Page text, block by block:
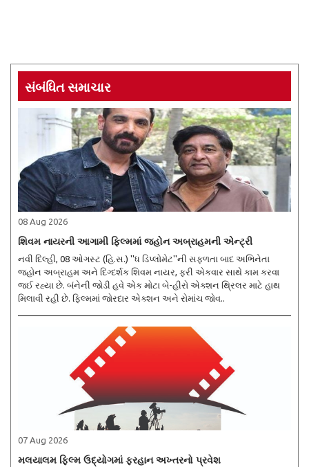
સંબંધિત સમાચાર
08 Aug 2026
શિવમ નાયરની આગામી ફિલ્મમાં જ્હોન અબ્રાહમની એન્ટ્રી
નવી દિલ્હી, 08 ઓગસ્ટ (હિ.સ.) ''ધ ડિપ્લોમેટ''ની સફળતા બાદ અભિનેતા
જ્હોન અબ્રાહમ અને દિગ્દર્શક શિવમ નાયર, ફરી એકવાર સાથે કામ કરવા
જઈ રહ્યા છે. બંનેની જોડી હવે એક મોટા બે-હીરો એક્શન થ્રિલર માટે હાથ
મિલાવી રહી છે. ફિલ્મમાં જોરદાર એક્શન અને રોમાંચ જોવ..
07 Aug 2026
મલયાલમ ફિલ્મ ઉદ્યોગમાં ફરહાન અખ્તરનો પ્રવેશ